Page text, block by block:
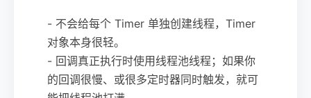
- 不会给每个 Timer 单独创建线程，Timer
对象本身很轻。
- 回调真正执行时使用线程池线程；如果你
的回调很慢、或很多定时器同时触发，就可